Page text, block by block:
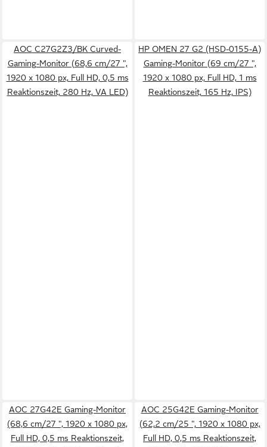
AOC C27G2Z3/BK Curved-
Gaming-Monitor (68,6 cm/27 ",
1920 x 1080 px, Full HD, 0,5 ms
Reaktionszeit, 280 Hz, VA LED)
HP OMEN 27 G2 (HSD-0155-A)
Gaming-Monitor (69 cm/27 ",
1920 x 1080 px, Full HD, 1 ms
Reaktionszeit, 165 Hz, IPS)
AOC 27G42E Gaming-Monitor
(68,6 cm/27 ", 1920 x 1080 px,
Full HD, 0,5 ms Reaktionszeit,
AOC 25G42E Gaming-Monitor
(62,2 cm/25 ", 1920 x 1080 px,
Full HD, 0,5 ms Reaktionszeit,